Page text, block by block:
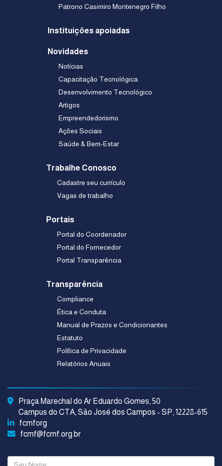
Patrono Casimiro Montenegro Filho
Instituições apoiadas
Novidades
Notícias
Capacitação Tecnológica
Desenvolvimento Tecnológico
Artigos
Empreendedorismo
Ações Sociais
Saúde & Bem-Estar
Trabalhe Conosco
Cadastre seu currículo
Vagas de trabalho
Portais
Portal do Coordenador
Portal do Fornecedor
Portal Transparência
Transparência
Compliance
Ética e Conduta
Manual de Prazos e Condicionantes
Estatuto
Política de Privacidade
Relatórios Anuais
Praça Marechal do Ar Eduardo Gomes, 50
Campus do CTA, São José dos Campos - SP, 12228-615
fcmforg
fcmf@fcmf.org.br